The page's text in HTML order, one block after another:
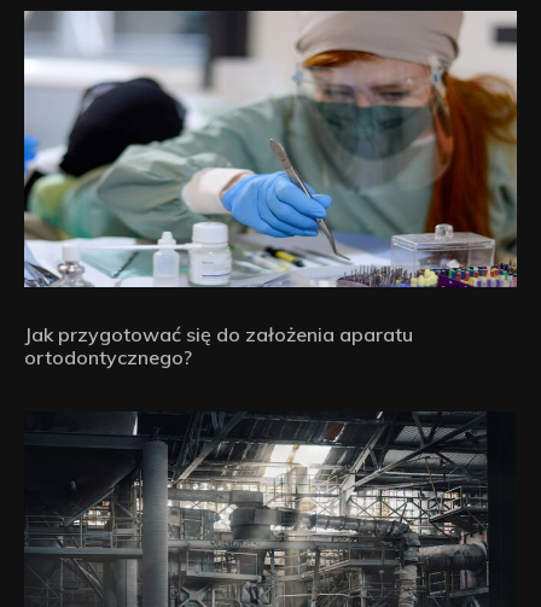
Jak przygotować się do założenia aparatu
ortodontycznego?